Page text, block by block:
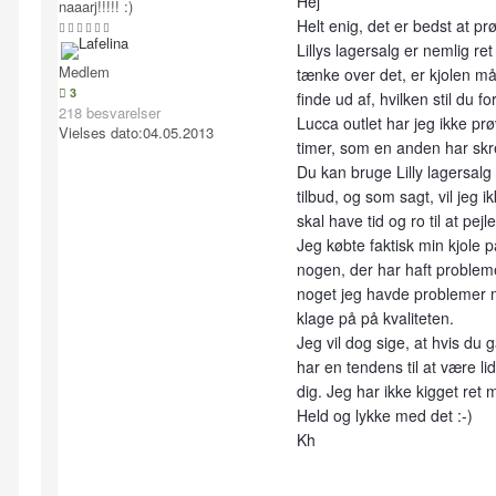
naaarj!!!!! :)
Medlem
3
218 besvarelser
Vielses dato:04.05.2013
Helt enig, det er bedst at
Lillys lagersalg er nemlig
tænke over det, er kjolen
finde ud af, hvilken stil du
Lucca outlet har jeg ikke
timer, som en anden har
Du kan bruge Lilly
tilbud, og som sagt, vil jeg
skal have tid og ro til at
Jeg købte faktisk min kjole
nogen, der har haft
noget jeg havde problemer
klage på på kvaliteten.
Jeg vil dog sige, at hvis du
har en tendens til at være
dig. Jeg har ikke kigget ret
Held og lykke med det :-)
Kh